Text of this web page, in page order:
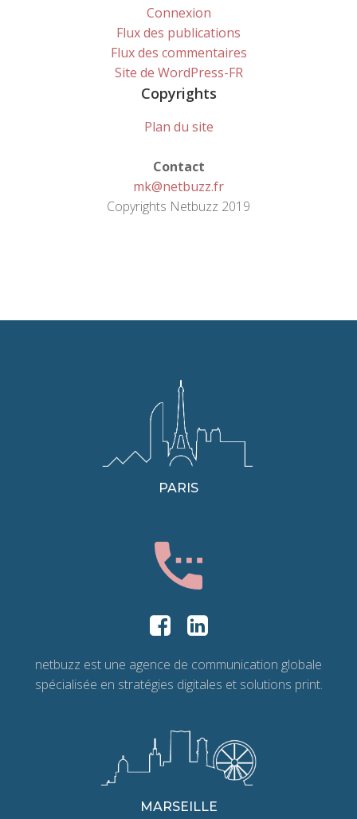
Connexion
Flux des publications
Flux des commentaires
Site de WordPress-FR
Copyrights
Plan du site
Contact
mk@netbuzz.fr
Copyrights Netbuzz 2019
PARIS
netbuzz est une agence de communication globale
spécialisée en stratégies digitales et solutions print.
MARSEILLE